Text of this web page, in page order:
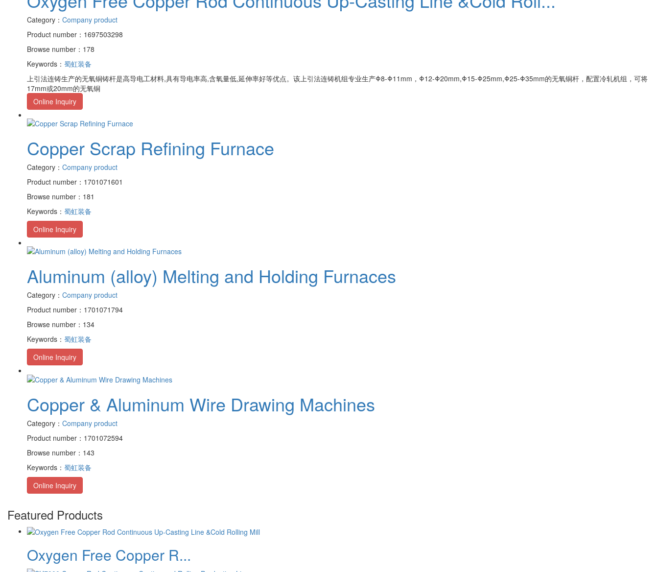
Category： Company product
Product number：1697503298
Browse number：178
Keywords： 蜀虹装备
上引法连铸生产的无氧铜铸杆是高导电工材料,具有导电率高,含氧量低,延伸率好等优点。该上引法连铸机组专业生产Φ8-Φ11mm，Φ12-Φ20mm,Φ15-Φ25mm,Φ25-Φ35mm的无氧铜杆，配置冷轧机组，可将
17mm或20mm的无氧铜
Online Inquiry
Copper Scrap Refining Furnace
Category： Company product
Product number：1701071601
Browse number：181
Keywords： 蜀虹装备
Online Inquiry
Aluminum (alloy) Melting and Holding Furnaces
Category： Company product
Product number：1701071794
Browse number：134
Keywords： 蜀虹装备
Online Inquiry
Copper & Aluminum Wire Drawing Machines
Category： Company product
Product number：1701072594
Browse number：143
Keywords： 蜀虹装备
Online Inquiry
Featured Products
Oxygen Free Copper R...